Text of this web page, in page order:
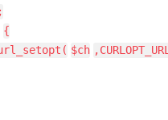
{
$ch